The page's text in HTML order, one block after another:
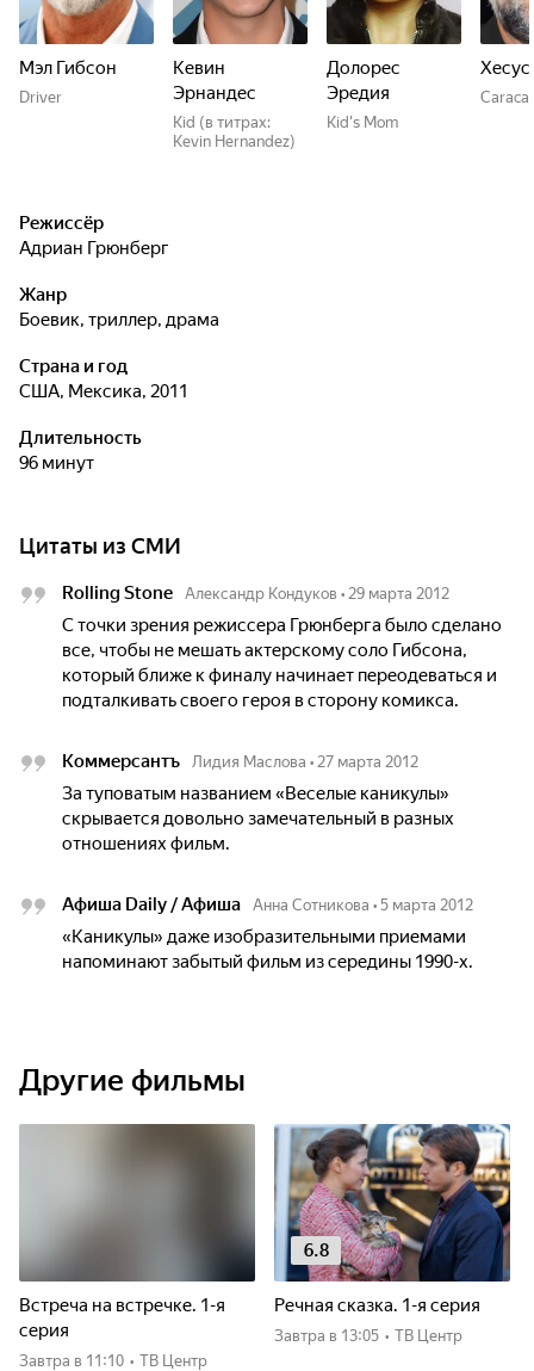
Мэл Гибсон
Driver
Кевин
Эрнандес
Kid (в титрах:
Kevin Hernandez)
Долорес
Эредия
Kid's Mom
Режиссёр
Адриан Грюнберг
Жанр
боевик, триллер, драма
Страна и год
США, Мексика, 2011
Длительность
96 минут
Цитаты из СМИ
Rolling Stone Александр Кондуков • 29 марта 2012
С точки зрения режиссера Грюнберга было сделано
все, чтобы не мешать актерскому соло Гибсона,
который ближе к финалу начинает переодеваться и
подталкивать своего героя в сторону комикса.
Коммерсантъ Лидия Маслова • 27 марта 2012
За туповатым названием «Веселые каникулы»
скрывается довольно замечательный в разных
отношениях фильм.
Афиша Daily / Афиша Анна Сотникова • 5 марта 2012
«Каникулы» даже изобразительными приемами
напоминают забытый фильм из середины 1990-х.
Другие фильмы
Встреча на встречке. 1-я
серия
Завтра в 11:10 • ТВ Центр
6.8
Речная сказка. 1-я серия
Завтра в 13:05 • ТВ Центр